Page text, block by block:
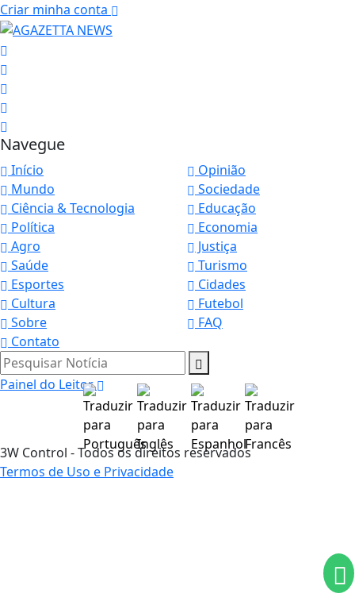
Criar minha conta
Navegue
Início
Opinião
Mundo
Sociedade
Ciência & Tecnologia
Educação
Política
Economia
Agro
Justiça
Saúde
Turismo
Esportes
Cidades
Cultura
Futebol
Sobre
FAQ
Contato
Pesquisar Notícia
Painel do Leitor
3W Control - Todos os direitos reservados
Termos de Uso e Privacidade
Termos de Uso e Privacidade